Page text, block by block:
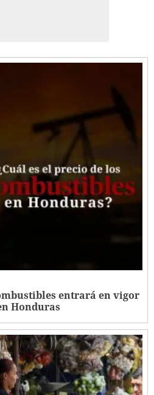
entrará en vigor
Honduras